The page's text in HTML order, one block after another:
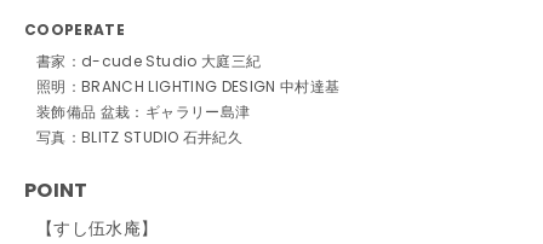
COOPERATE
書家：d-cude Studio 大庭三紀
照明：BRANCH LIGHTING DESIGN 中村達基
装飾備品 盆栽：ギャラリー島津
写真：BLITZ STUDIO 石井紀久
POINT
【すし伍水庵】